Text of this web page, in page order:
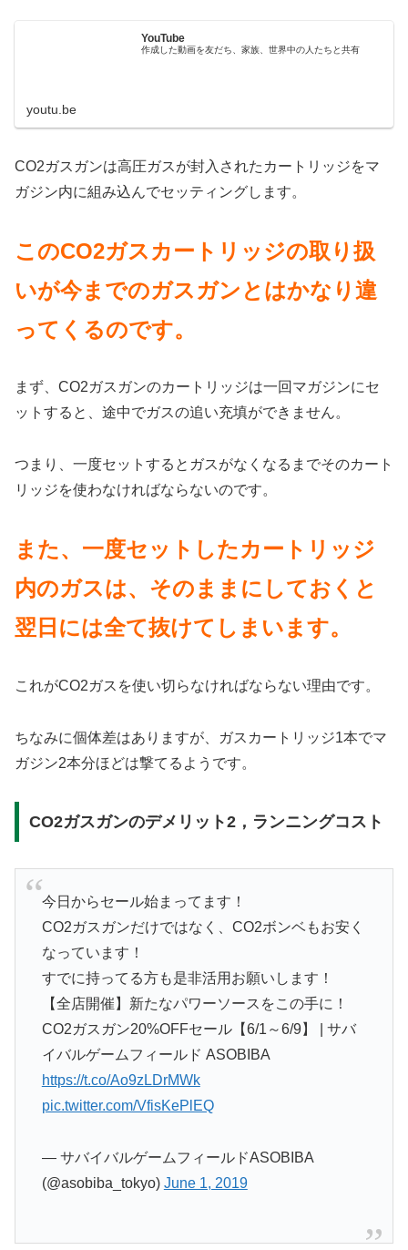
YouTube
作成した動画を友だち、家族、世界中の人たちと共有
youtu.be
CO2ガスガンは高圧ガスが封入されたカートリッジをマ
ガジン内に組み込んでセッティングします。
このCO2ガスカートリッジの取り扱
いが今までのガスガンとはかなり違
ってくるのです。
まず、CO2ガスガンのカートリッジは一回マガジンにセ
ットすると、途中でガスの追い充填ができません。
つまり、一度セットするとガスがなくなるまでそのカート
リッジを使わなければならないのです。
また、一度セットしたカートリッジ
内のガスは、そのままにしておくと
翌日には全て抜けてしまいます。
これがCO2ガスを使い切らなければならない理由です。
ちなみに個体差はありますが、ガスカートリッジ1本でマ
ガジン2本分ほどは撃てるようです。
CO2ガスガンのデメリット2，ランニングコスト
今日からセール始まってます！
CO2ガスガンだけではなく、CO2ボンベもお安く
なっています！
すでに持ってる方も是非活用お願いします！
【全店開催】新たなパワーソースをこの手に！
CO2ガスガン20%OFFセール【6/1～6/9】 | サバ
イバルゲームフィールド ASOBIBA
https://t.co/Ao9zLDrMWk
pic.twitter.com/VfisKePlEQ
— サバイバルゲームフィールドASOBIBA
(@asobiba_tokyo) June 1, 2019